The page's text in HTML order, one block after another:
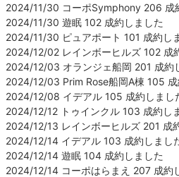
2024/11/30 コーポSymphony 206 成
2024/11/30 遊眠 102 成約しました
2024/11/30 ピュアポート 101 成約し
2024/12/02 レインボーヒルズ 102 成
2024/12/03 オランジェ船岡 201 成約
2024/12/03 Prim Rose船岡A棟 105 成
2024/12/08 イデアル 105 成約しまし
2024/12/12 トゥインクル 103 成約し
2024/12/13 レインボーヒルズ 201 成
2024/12/14 イデアル 103 成約しまし
2024/12/14 遊眠 104 成約しました
2024/12/14 コーポはらまえ 207 成約